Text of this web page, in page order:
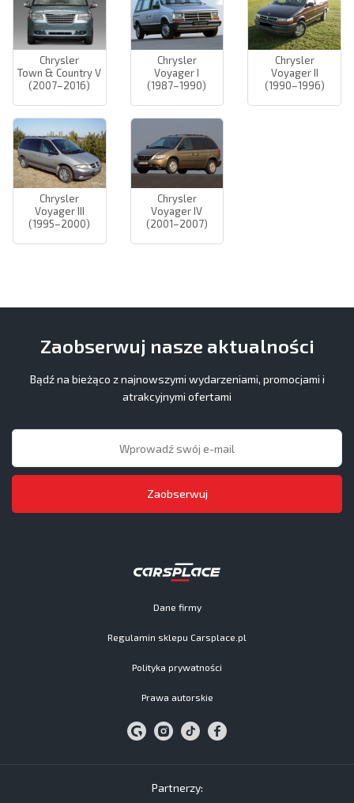
Chrysler
Town & Country V
(2007–2016)
Chrysler
Voyager I
(1987–1990)
Chrysler
Voyager II
(1990–1996)
Chrysler
Voyager III
(1995–2000)
Chrysler
Voyager IV
(2001–2007)
Dane firmy
Regulamin sklepu Carsplace.pl
Polityka prywatności
Prawa autorskie
Zaobserwuj nasze aktualności
Bądź na bieżąco z najnowszymi wydarzeniami, promocjami i
atrakcyjnymi ofertami
Zaobserwuj
Partnerzy: